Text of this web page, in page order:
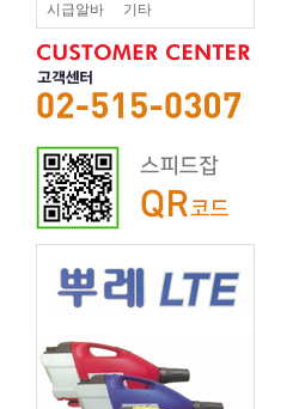
시급알바 기타